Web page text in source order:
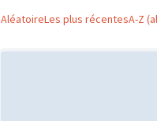
AléatoireLes plus récentesA-Z